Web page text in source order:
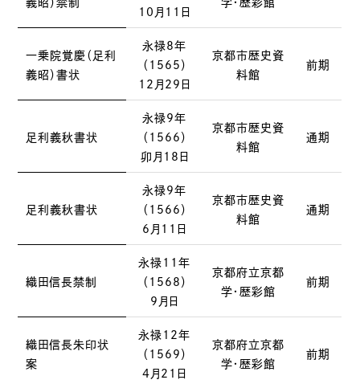
義昭）禁制
10月11日
学・歴彩館
一乗院覚慶（足利
義昭）書状
永禄8年
（1565）
12月29日
京都市歴史資
料館
前期
足利義秋書状
永禄9年
（1566）
卯月18日
京都市歴史資
料館
通期
足利義秋書状
永禄9年
（1566）
6月11日
京都市歴史資
料館
通期
織田信長禁制
永禄11年
（1568）
9月日
京都府立京都
学・歴彩館
前期
織田信長朱印状
案
永禄12年
（1569）
4月21日
京都府立京都
学・歴彩館
前期